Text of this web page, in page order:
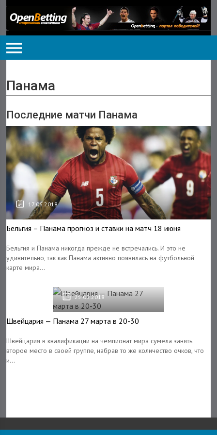
Панама
Последние матчи Панама
17.06.2018
Бельгия – Панама прогноз и ставки на матч 18 июня
Бельгия и Панама никогда прежде не встречались. И это не
удивительно, так как Панама активно появилась на футбольной
карте мира...
25.03.2018
Швейцария — Панама 27 марта в 20-30
Швейцария в квалификации на чемпионат мира сумела занять
второе место в своей группе, набрав то же количество очков, что
и...